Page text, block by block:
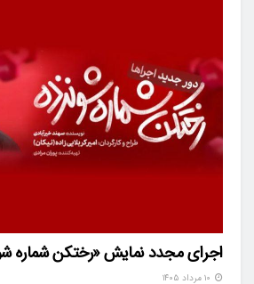
اجرای مجدد نمایش «رختکن شماره